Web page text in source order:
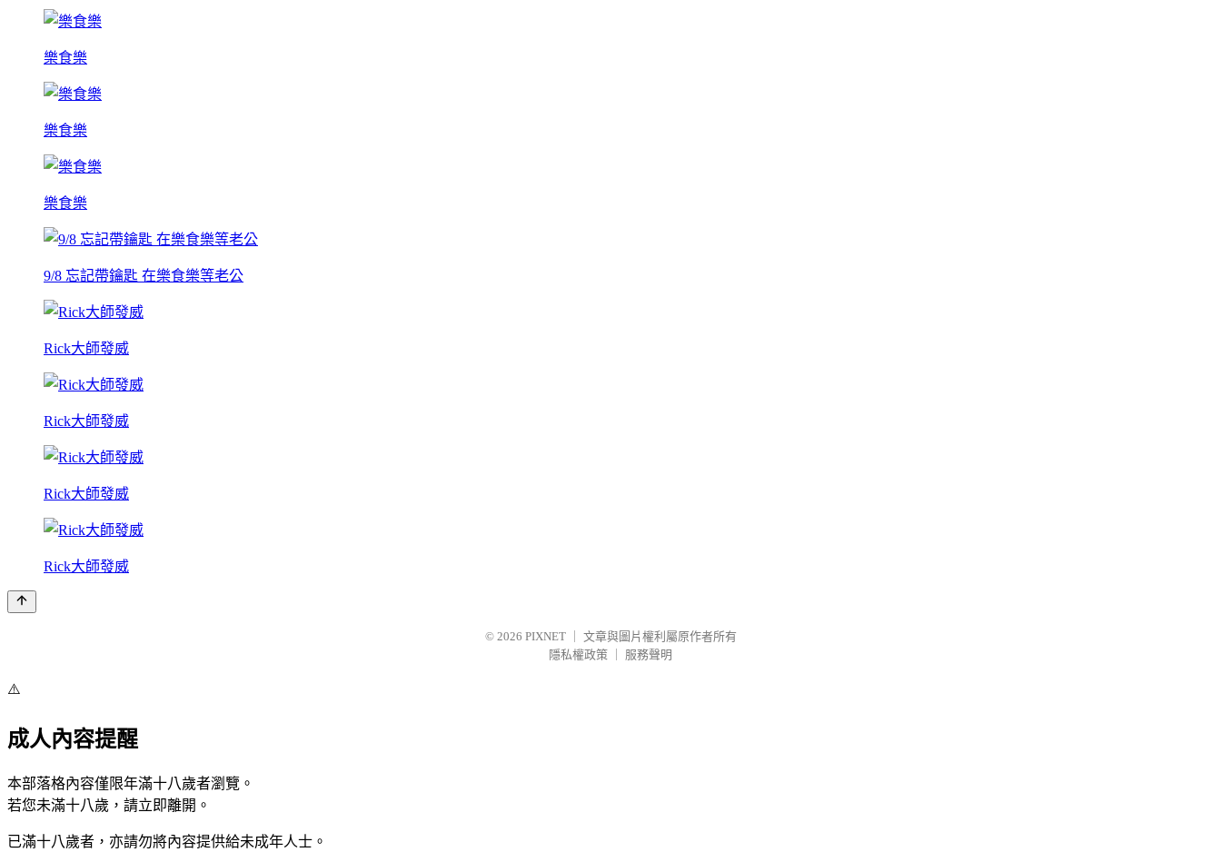
樂食樂
樂食樂
樂食樂
9/8 忘記帶鑰匙 在樂食樂等老公
Rick大師發威
Rick大師發威
Rick大師發威
Rick大師發威
© 2026 PIXNET
文章與圖片權利屬原作者所有
隱私權政策
服務聲明
⚠️
成人內容提醒
本部落格內容僅限年滿十八歲者瀏覽。
若您未滿十八歲，請立即離開。
已滿十八歲者，亦請勿將內容提供給未成年人士。